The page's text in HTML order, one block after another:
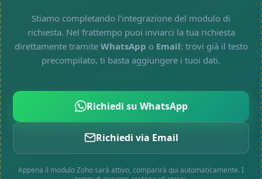
Stiamo completando l'integrazione del modulo di
richiesta. Nel frattempo puoi inviarci la tua richiesta
direttamente tramite WhatsApp o Email: trovi già il testo
precompilato, ti basta aggiungere i tuoi dati.
Richiedi su WhatsApp
Richiedi via Email
Appena il modulo Zoho sarà attivo, comparirà qui automaticamente. I